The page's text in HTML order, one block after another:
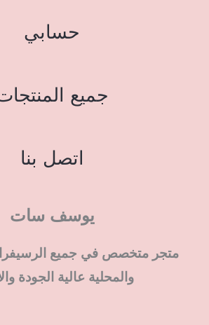
حسابي
جميع
اتصل بنا
يوسف سات
متجر متخصص في جميع
والمحلية عالية الجودة